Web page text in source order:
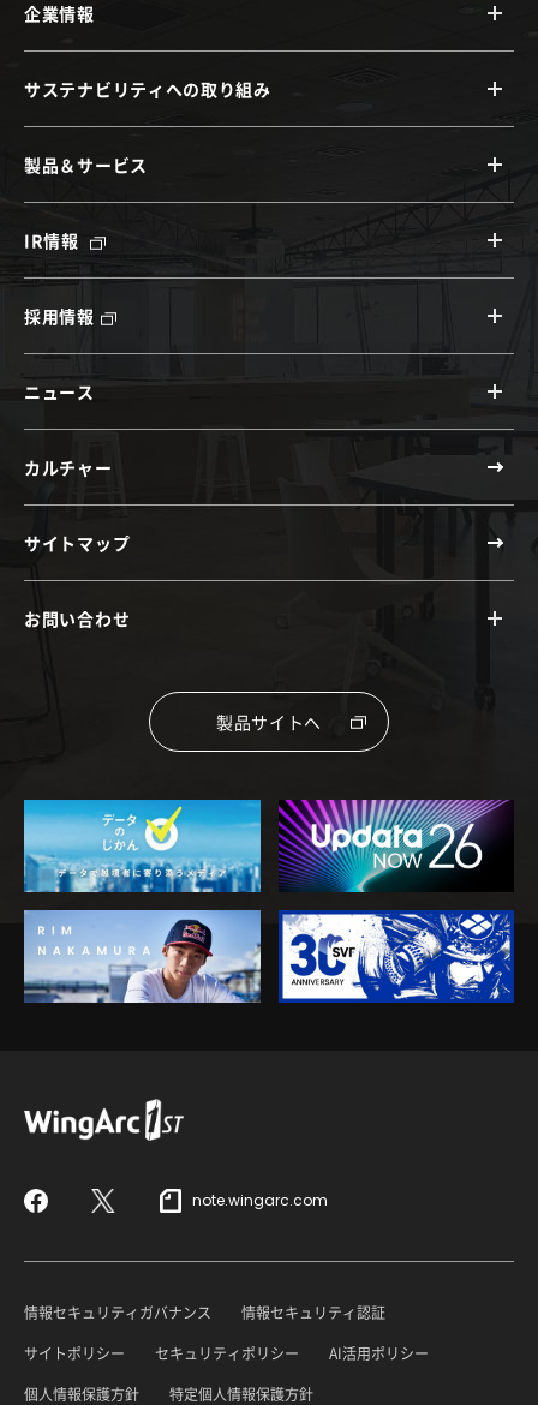
企業情報
サステナビリティへの取り組み
製品＆サービス
IR情報
採用情報
ニュース
カルチャー
サイトマップ
お問い合わせ
製品サイトへ
FacebookX note.wingarc.com
情報セキュリティガバナンス
情報セキュリティ認証
サイトポリシー
セキュリティポリシー
AI活用ポリシー
個人情報保護方針
特定個人情報保護方針